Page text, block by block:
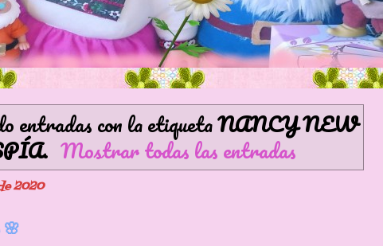
entradas con la etiquetaNANCY NEW
. Mostrar todas las entradas
2020
🌸